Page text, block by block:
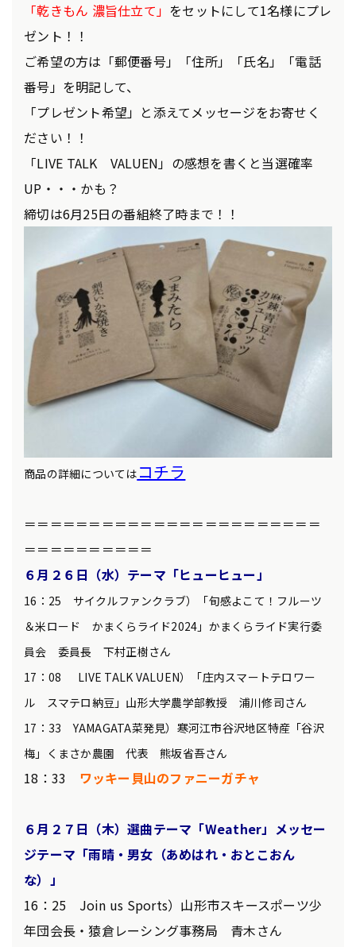
「乾きもん 濃旨仕立て」 をセットにして1名様にプレ
ゼント！！
ご希望の方は「郵便番号」「住所」「氏名」「電話
番号」を明記して、
「プレゼント希望」と添えてメッセージをお寄せく
ださい！！
「LIVE TALK VALUEN」の感想を書くと当選確率
UP・・・かも？
締切は6月25日の番組終了時まで！！
商品の詳細については コチラ
＝＝＝＝＝＝＝＝＝＝＝＝＝＝＝＝＝＝＝＝＝＝＝
＝＝＝＝＝＝＝＝＝＝
６月２６日（水）テーマ「ヒューヒュー」
16：25 サイクルファンクラブ）「旬感よこて！フルーツ
＆米ロード かまくらライド2024」かまくらライド実行委
員会 委員長 下村正樹さん
17：08 LIVE TALK VALUEN）「庄内スマートテロワー
ル スマテロ納豆」山形大学農学部教授 浦川修司さん
17：33 YAMAGATA菜発見）寒河江市谷沢地区特産「谷沢
梅」くまさか農園 代表 熊坂省吾さん
18：33 ワッキー貝山のファニーガチャ
６月２７日（木）選曲テーマ「Weather」メッセー
ジテーマ「雨晴・男女（あめはれ・おとこおん
な）」
16：25 Join us Sports）山形市スキースポーツ少
年団会長・猿倉レーシング事務局 青木さん